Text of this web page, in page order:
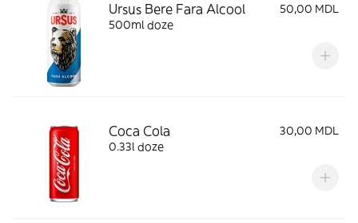
Ursus Bere Fara Alcool
50,00 MDL
500ml doze
Coca Cola
30,00 MDL
0.33l doze